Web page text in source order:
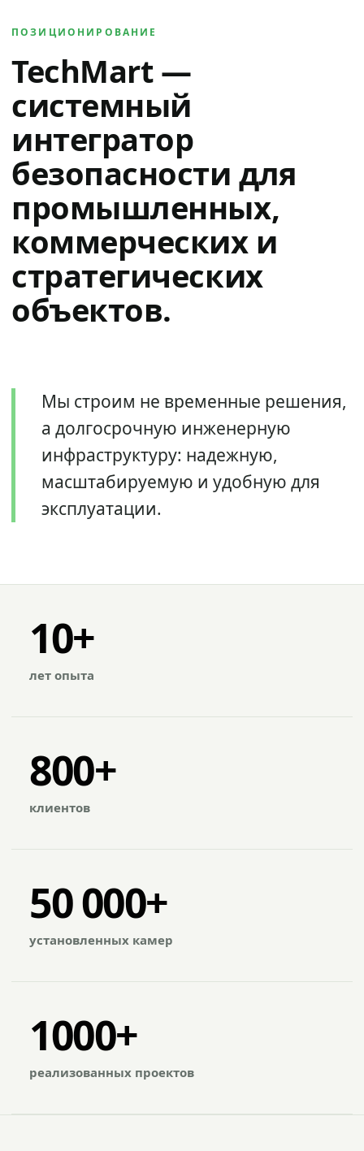
ПОЗИЦИОНИРОВАНИЕ
TechMart —
системный
интегратор
безопасности для
промышленных,
коммерческих и
стратегических
объектов.
Мы строим не временные решения,
а долгосрочную инженерную
инфраструктуру: надежную,
масштабируемую и удобную для
эксплуатации.
10+
лет опыта
800+
клиентов
50 000+
установленных камер
1000+
реализованных проектов